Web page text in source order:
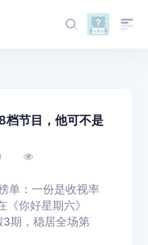
档节目，他可不是
单：一份是收视率
你好星期六》
期，稳居全场第